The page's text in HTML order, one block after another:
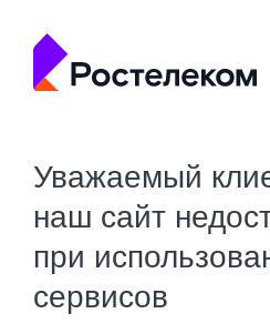
Уважаемый
наш сайт
при
сервисов